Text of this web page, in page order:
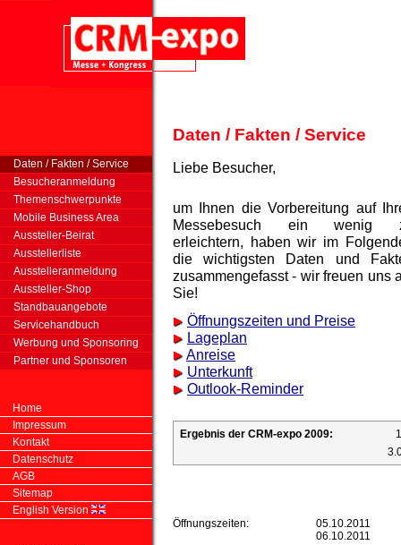
Daten / Fakten / Service
Besucheranmeldung
Themenschwerpunkte
Mobile Business Area
Aussteller-Beirat
Ausstellerliste
Ausstelleranmeldung
Aussteller-Shop
Standbauangebote
Servicehandbuch
Werbung und Sponsoring
Partner und Sponsoren
Home
Impressum
Kontakt
Datenschutz
AGB
Sitemap
English Version
Daten / Fakten / Service
Liebe Besucher,
um Ihnen die Vorbereitung auf
Messebesuch ein wenig
erleichtern, haben wir im
die wichtigsten Daten und
zusammengefasst - wir freuen uns
Sie!
Öffnungszeiten und Preise
Lageplan
Anreise
Unterkunft
Outlook-Reminder
Ergebnis der CRM-expo 2009:
Öffnungszeiten:
05.10.2011
06.10.2011